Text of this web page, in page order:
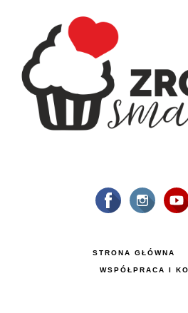
STRONA GŁÓWNA
WSPÓŁPRACA I